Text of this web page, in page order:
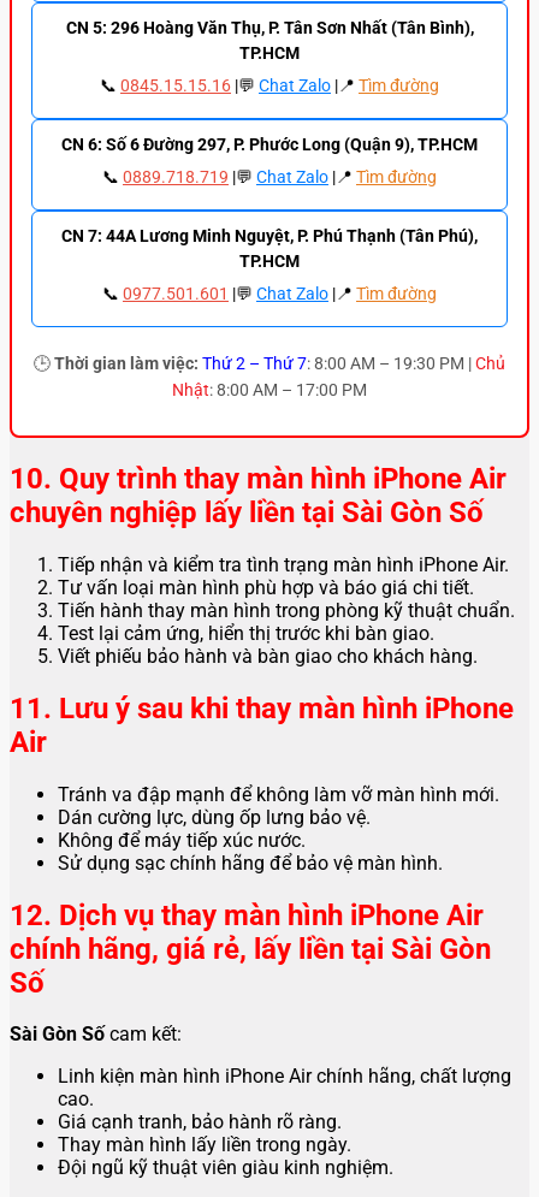
CN 5: 296 Hoàng Văn Thụ, P. Tân Sơn Nhất (Tân Bình),
TP.HCM
📞 0845.15.15.16 |💬 Chat Zalo |📍 Tìm đường
CN 6: Số 6 Đường 297, P. Phước Long (Quận 9), TP.HCM
📞 0889.718.719 |💬 Chat Zalo |📍 Tìm đường
CN 7: 44A Lương Minh Nguyệt, P. Phú Thạnh (Tân Phú),
TP.HCM
📞 0977.501.601 |💬 Chat Zalo |📍 Tìm đường
🕒Thời gian làm việc: Thứ 2 – Thứ 7: 8:00 AM – 19:30 PM |Chủ
Nhật: 8:00 AM – 17:00 PM
10. Quy trình thay màn hình iPhone Air
chuyên nghiệp lấy liền tại Sài Gòn Số
Tiếp nhận và kiểm tra tình trạng màn hình iPhone Air.
Tư vấn loại màn hình phù hợp và báo giá chi tiết.
Tiến hành thay màn hình trong phòng kỹ thuật chuẩn.
Test lại cảm ứng, hiển thị trước khi bàn giao.
Viết phiếu bảo hành và bàn giao cho khách hàng.
11. Lưu ý sau khi thay màn hình iPhone
Air
Tránh va đập mạnh để không làm vỡ màn hình mới.
Dán cường lực, dùng ốp lưng bảo vệ.
Không để máy tiếp xúc nước.
Sử dụng sạc chính hãng để bảo vệ màn hình.
12. Dịch vụ thay màn hình iPhone Air
chính hãng, giá rẻ, lấy liền tại Sài Gòn
Số
Sài Gòn Số cam kết:
Linh kiện màn hình iPhone Air chính hãng, chất lượng
cao.
Giá cạnh tranh, bảo hành rõ ràng.
Thay màn hình lấy liền trong ngày.
Đội ngũ kỹ thuật viên giàu kinh nghiệm.